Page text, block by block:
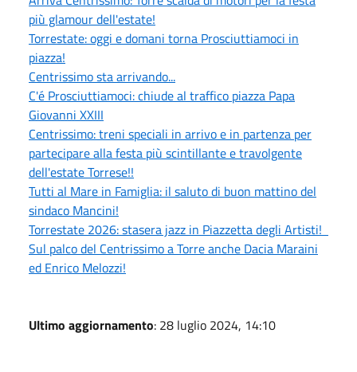
più glamour dell'estate!
Torrestate: oggi e domani torna Prosciuttiamoci in
piazza!
Centrissimo sta arrivando...
C'é Prosciuttiamoci: chiude al traffico piazza Papa
Giovanni XXIII
Centrissimo: treni speciali in arrivo e in partenza per
partecipare alla festa più scintillante e travolgente
dell'estate Torrese!!
Tutti al Mare in Famiglia: il saluto di buon mattino del
sindaco Mancini!
Torrestate 2026: stasera jazz in Piazzetta degli Artisti!
Sul palco del Centrissimo a Torre anche Dacia Maraini
ed Enrico Melozzi!
Ultimo aggiornamento: 28 luglio 2024, 14:10